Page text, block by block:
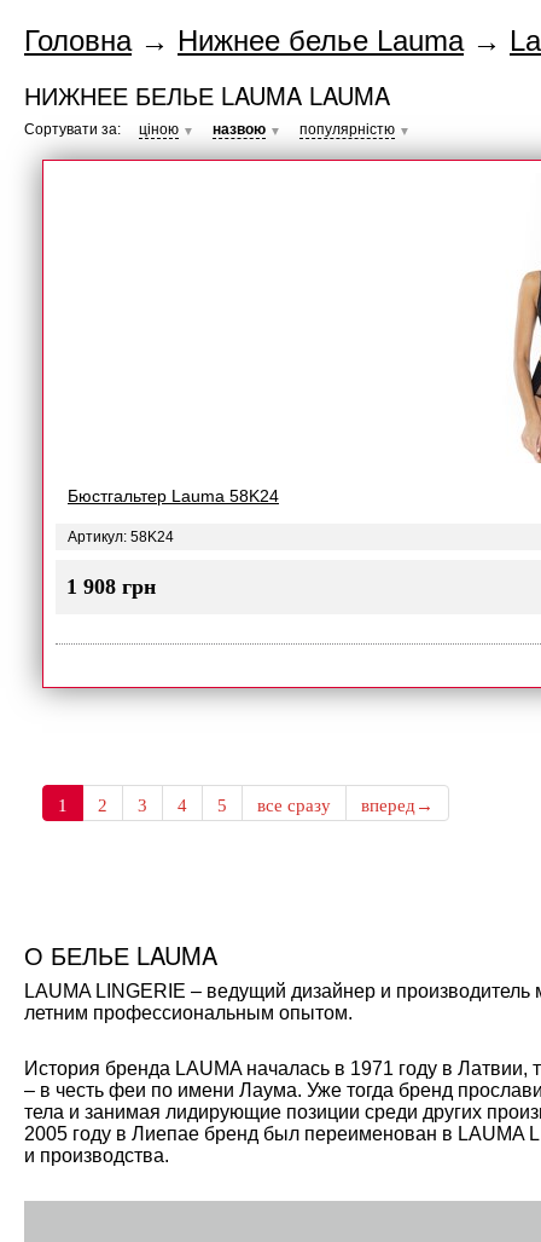
Головна→ Нижнее белье Lauma→
НИЖНЕЕ БЕЛЬЕ LAUMA LAUMA
Сортувати за: ціною ▼ назвою ▼ популярністю ▼
Бюстгальтер Lauma 58K24
Артикул: 58K24
1 908 грн
1 2 3 4 5 все сразу вперед→
О БЕЛЬЕ LAUMA
LAUMA LINGERIE – ведущий дизайнер и
летним профессиональным опытом.
История бренда LAUMA началась в 1971 году в
– в честь феи по имени Лаума. Уже тогда бренд
тела и занимая лидирующие позиции среди других
2005 году в Лиепае бренд был переименован в LAUMA
и производства.